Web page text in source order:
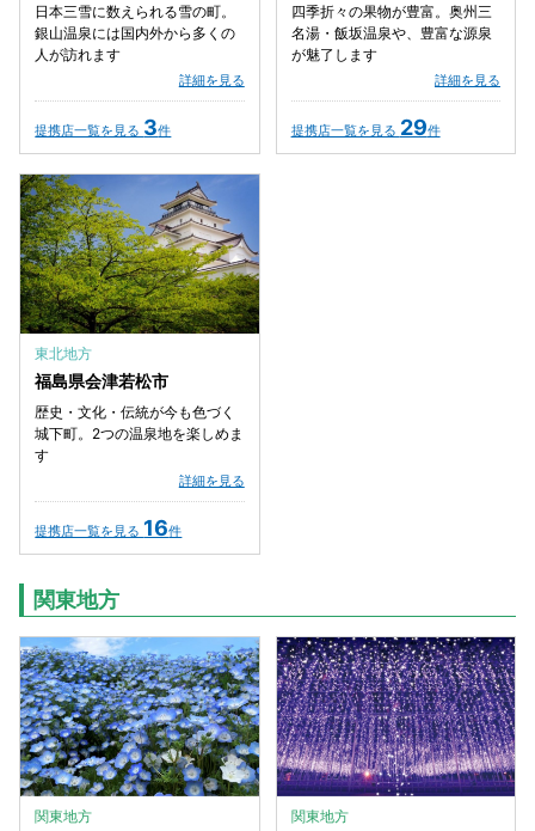
日本三雪に数えられる雪の町。
銀山温泉には国内外から多くの
人が訪れます
詳細を見る
提携店一覧を見る 3件
四季折々の果物が豊富。奥州三
名湯・飯坂温泉や、豊富な源泉
が魅了します
詳細を見る
提携店一覧を見る 29件
東北地方
福島県会津若松市
歴史・文化・伝統が今も色づく
城下町。2つの温泉地を楽しめま
す
詳細を見る
提携店一覧を見る 16件
関東地方
関東地方 関東地方